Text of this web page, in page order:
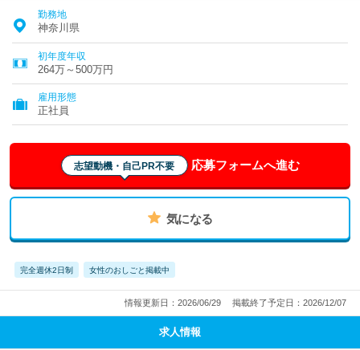
勤務地
神奈川県
初年度年収
264万～500万円
雇用形態
正社員
志望動機・自己PR不要 応募フォームへ進む
気になる
完全週休2日制 女性のおしごと掲載中
情報更新日：2026/06/29 掲載終了予定日：2026/12/07
求人情報